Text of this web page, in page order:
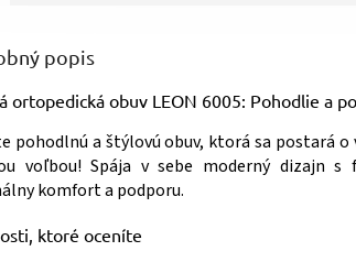
popis
ortopedická obuv LEON 6005: Pohodlie a
pohodlnú a štýlovú obuv, ktorá sa postará o
voľbou! Spája v sebe moderný dizajn
komfort a podporu.
ktoré oceníte